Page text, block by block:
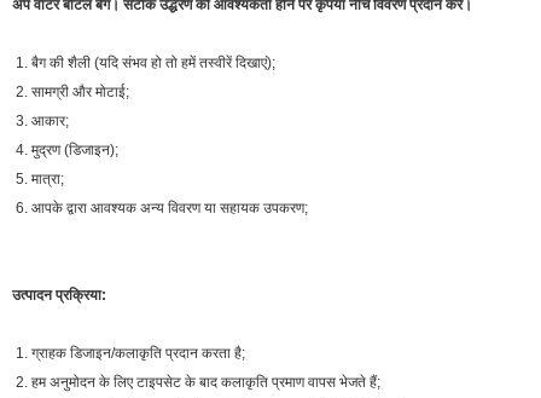
अप वाटर बॉटल बैग। सटीक उद्धरण की आवश्यकता होने पर कृपया नीचे विवरण प्रदान करें।
1. बैग की शैली (यदि संभव हो तो हमें तस्वीरें दिखाएं);
2. सामग्री और मोटाई;
3. आकार;
4. मुद्रण (डिजाइन);
5. मात्रा;
6. आपके द्वारा आवश्यक अन्य विवरण या सहायक उपकरण;
उत्पादन प्रक्रिया:
1. ग्राहक डिजाइन/कलाकृति प्रदान करता है;
2. हम अनुमोदन के लिए टाइपसेट के बाद कलाकृति प्रमाण वापस भेजते हैं;